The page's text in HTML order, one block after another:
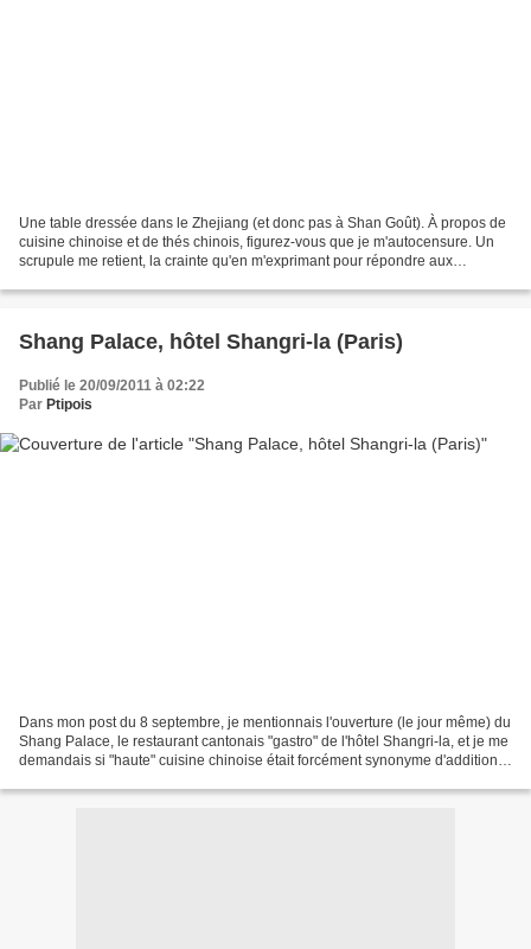
Une table dressée dans le Zhejiang (et donc pas à Shan Goût). À propos de
cuisine chinoise et de thés chinois, figurez-vous que je m'autocensure. Un
scrupule me retient, la crainte qu'en m'exprimant pour répondre aux
Shang Palace, hôtel Shangri-la (Paris)
Publié le 20/09/2011 à 02:22
Par Ptipois
Dans mon post du 8 septembre, je mentionnais l'ouverture (le jour même) du
Shang Palace, le restaurant cantonais "gastro" de l'hôtel Shangri-la, et je me
demandais si "haute" cuisine chinoise était forcément synonyme d'addition à